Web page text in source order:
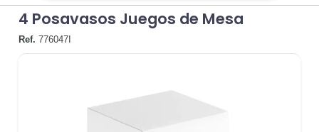
4 Posavasos Juegos de Mesa
Ref. 776047I